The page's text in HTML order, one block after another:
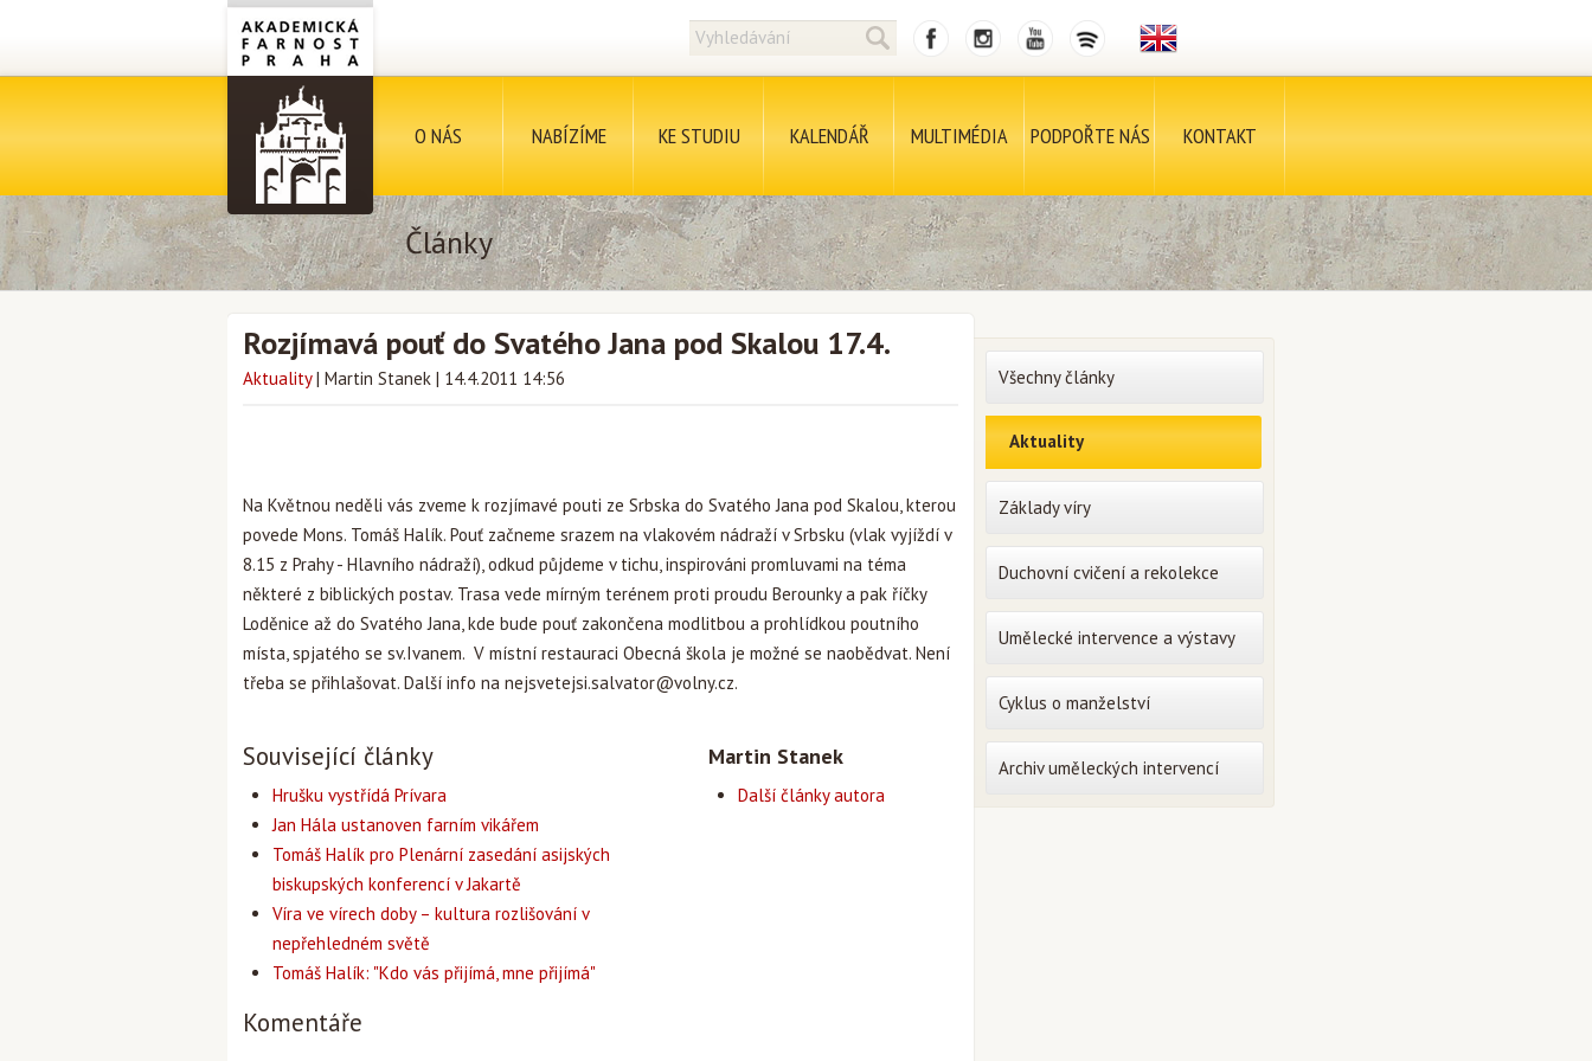
O NÁS NABÍZÍME KE STUDIU KALENDÁŘ MULTIMÉDIA PODPOŘTE NÁS KONTAKT
Články
Rozjímavá pouť do Svatého Jana pod Skalou 17.4.
Aktuality | Martin Stanek | 14.4.2011 14:56
Na Květnou neděli vás zveme k rozjímavé pouti ze Srbska do Svatého Jana pod Skalou, kterou
povede Mons. Tomáš Halík. Pouť začneme srazem na vlakovém nádraží v Srbsku (vlak vyjíždí v
8.15 z Prahy - Hlavního nádraží), odkud půjdeme v tichu, inspirováni promluvami na téma
některé z biblických postav. Trasa vede mírným terénem proti proudu Berounky a pak říčky
Loděnice až do Svatého Jana, kde bude pouť zakončena modlitbou a prohlídkou poutního
místa, spjatého se sv.Ivanem. V místní restauraci Obecná škola je možné se naobědvat. Není
třeba se přihlašovat. Další info na nejsvetejsi.salvator@volny.cz.
Související články
Hrušku vystřídá Prívara
Jan Hála ustanoven farním vikářem
Tomáš Halík pro Plenární zasedání asijských
biskupských konferencí v Jakartě
Víra ve vírech doby – kultura rozlišování v
nepřehledném světě
Tomáš Halík: "Kdo vás přijímá, mne přijímá"
Martin Stanek
Další články autora
Komentáře
Všechny články
Aktuality
Základy víry
Duchovní cvičení a rekolekce
Umělecké intervence a výstavy
Cyklus o manželství
Archiv uměleckých intervencí